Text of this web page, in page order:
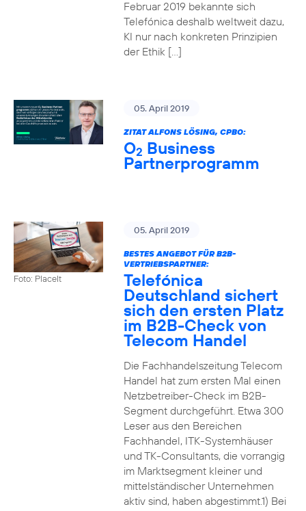
Februar 2019 bekannte sich
Telefónica deshalb weltweit dazu,
KI nur nach konkreten Prinzipien
der Ethik […]
05. April 2019
ZITAT ALFONS LÖSING, CPBO:
O2 Business
Partnerprogramm
Foto: PlaceIt
05. April 2019
BESTES ANGEBOT FÜR B2B-
VERTRIEBSPARTNER:
Telefónica
Deutschland sichert
sich den ersten Platz
im B2B-Check von
Telecom Handel
Die Fachhandelszeitung Telecom
Handel hat zum ersten Mal einen
Netzbetreiber-Check im B2B-
Segment durchgeführt. Etwa 300
Leser aus den Bereichen
Fachhandel, ITK-Systemhäuser
und TK-Consultants, die vorrangig
im Marktsegment kleiner und
mittelständischer Unternehmen
aktiv sind, haben abgestimmt.1) Bei